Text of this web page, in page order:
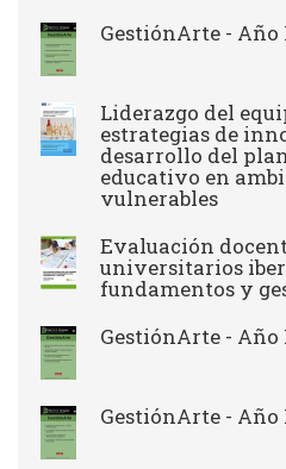
GestiónArte - Año
Liderazgo del
estrategias de
desarrollo del
educativo en
vulnerables
Evaluación
universitarios
fundamentos y
GestiónArte - Año
GestiónArte - Año